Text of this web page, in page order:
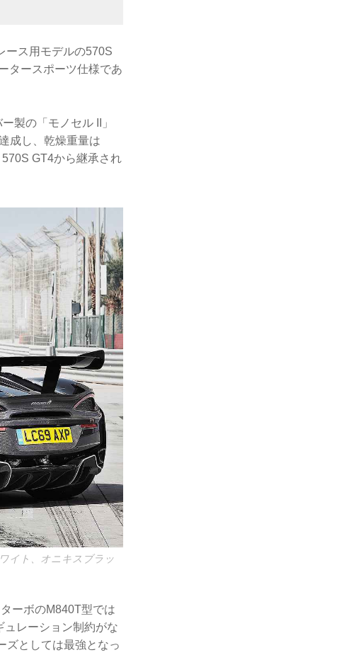
ース用モデルの570S
タースポーツ仕様であ
製の「モノセル II」
成し、乾燥重量は
GT4から継承され
イト、オニキスブラッ
ーボのM840T型では
ュレーション制約がな
ズとしては最強となっ